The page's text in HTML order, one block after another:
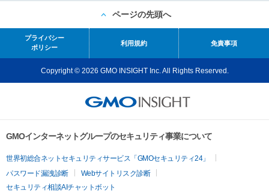
ページの先頭へ
プライバシー
ポリシー
利用規約 免責事項
Copyright © 2026 GMO INSIGHT Inc. All Rights Reserved.
GMOインターネットグループのセキュリティ事業について
世界初総合ネットセキュリティサービス「GMOセキュリティ24」
パスワード漏洩診断
Webサイトリスク診断
セキュリティ相談AIチャットボット